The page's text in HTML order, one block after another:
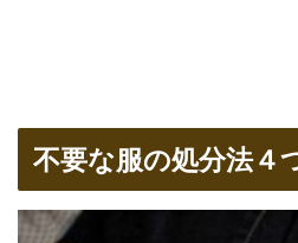
不要な服の処分法４